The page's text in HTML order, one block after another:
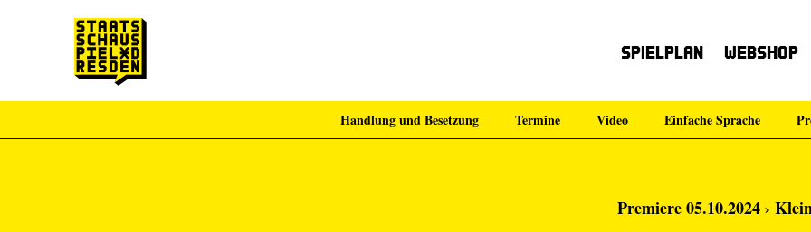
Spielplan Webshop
Handlung und Besetzung Termine Video Einfache Sprache
Premiere 05.10.2024 ›